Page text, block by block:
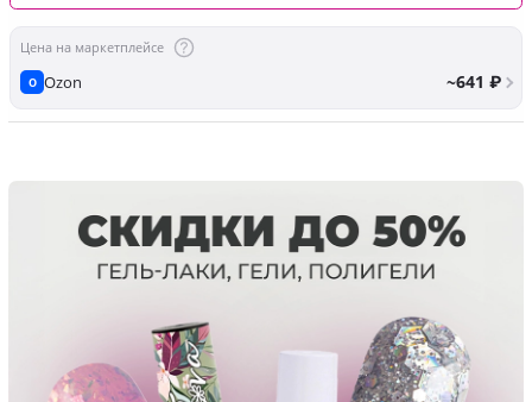
Цена на маркетплейсе
O Ozon ~641 ₽